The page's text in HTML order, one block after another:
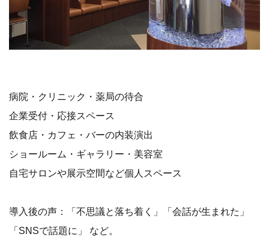
病院・クリニック・薬局の待合
企業受付・応接スペース
飲食店・カフェ・バーの内装演出
ショールーム・ギャラリー・美容室
自宅サロンや展示空間など個人スペース
導入後の声：「不思議と落ち着く」「会話が生まれた」
「SNSで話題に」 など。